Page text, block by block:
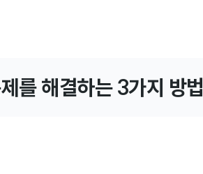
를 해결하는 3가지 방법